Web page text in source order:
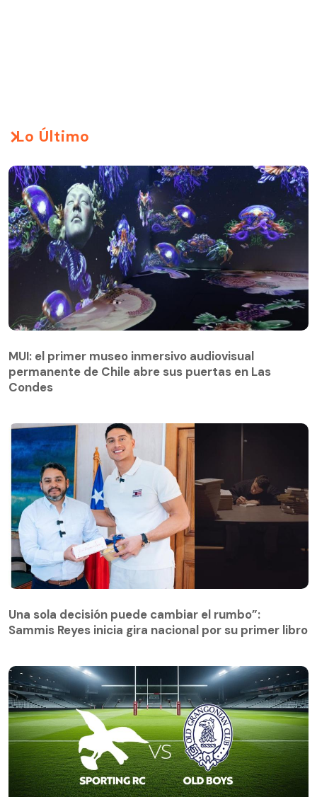
Lo Último
MUI: el primer museo inmersivo audiovisual
permanente de Chile abre sus puertas en Las
Condes
Una sola decisión puede cambiar el rumbo”:
Sammis Reyes inicia gira nacional por su primer libro